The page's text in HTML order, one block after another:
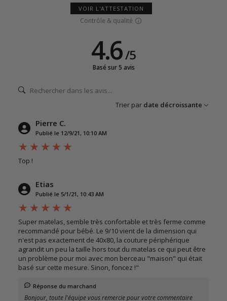
VOIR L'ATTESTATION
Contrôle & qualité
4.6/5
Basé sur 5 avis
Trier par date décroissante
Pierre C.
Publié le 12/9/21, 10:10 AM
Top !
Etias
Publié le 5/1/21, 10:43 AM
Super matelas, semble très confortable et très ferme comme
recommandé pour bébé. Le 9/10 vient de la dimension qui
n'est pas exactement de 40x80, la couture périphérique
agrandit un peu la taille hors tout du matelas ce qui peut être
un problème pour moi avec mon berceau "maison" qui était
basé sur cette mesure. Sinon, foncez !"
Réponse du marchand
Bonjour, toute l'équipe vous remercie pour votre commentaire